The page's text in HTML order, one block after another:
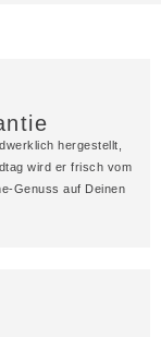
hergestellt,
wird er frisch vom
Genuss auf Deinen